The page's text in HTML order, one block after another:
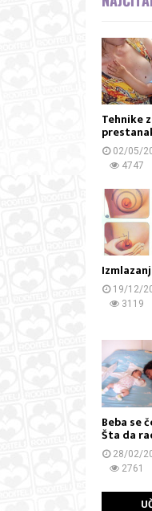
Tehnike
02/05/
4747
19/12/
3119
Beba se
Šta da
28/02/
2761